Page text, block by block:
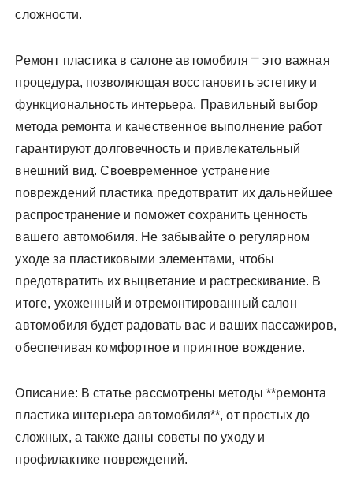
сложности.
Ремонт пластика в салоне автомобиля ⎻ это важная
процедура, позволяющая восстановить эстетику и
функциональность интерьера. Правильный выбор
метода ремонта и качественное выполнение работ
гарантируют долговечность и привлекательный
внешний вид. Своевременное устранение
повреждений пластика предотвратит их дальнейшее
распространение и поможет сохранить ценность
вашего автомобиля. Не забывайте о регулярном
уходе за пластиковыми элементами, чтобы
предотвратить их выцветание и растрескивание. В
итоге, ухоженный и отремонтированный салон
автомобиля будет радовать вас и ваших пассажиров,
обеспечивая комфортное и приятное вождение.
Описание: В статье рассмотрены методы **ремонта
пластика интерьера автомобиля**, от простых до
сложных, а также даны советы по уходу и
профилактике повреждений.